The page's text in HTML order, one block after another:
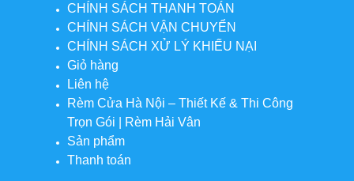
CHÍNH SÁCH THANH TOÁN
CHÍNH SÁCH VẬN CHUYỂN
CHÍNH SÁCH XỬ LÝ KHIẾU NẠI
Giỏ hàng
Liên hệ
Rèm Cửa Hà Nội – Thiết Kế & Thi Công
Trọn Gói | Rèm Hải Vân
Sản phẩm
Thanh toán